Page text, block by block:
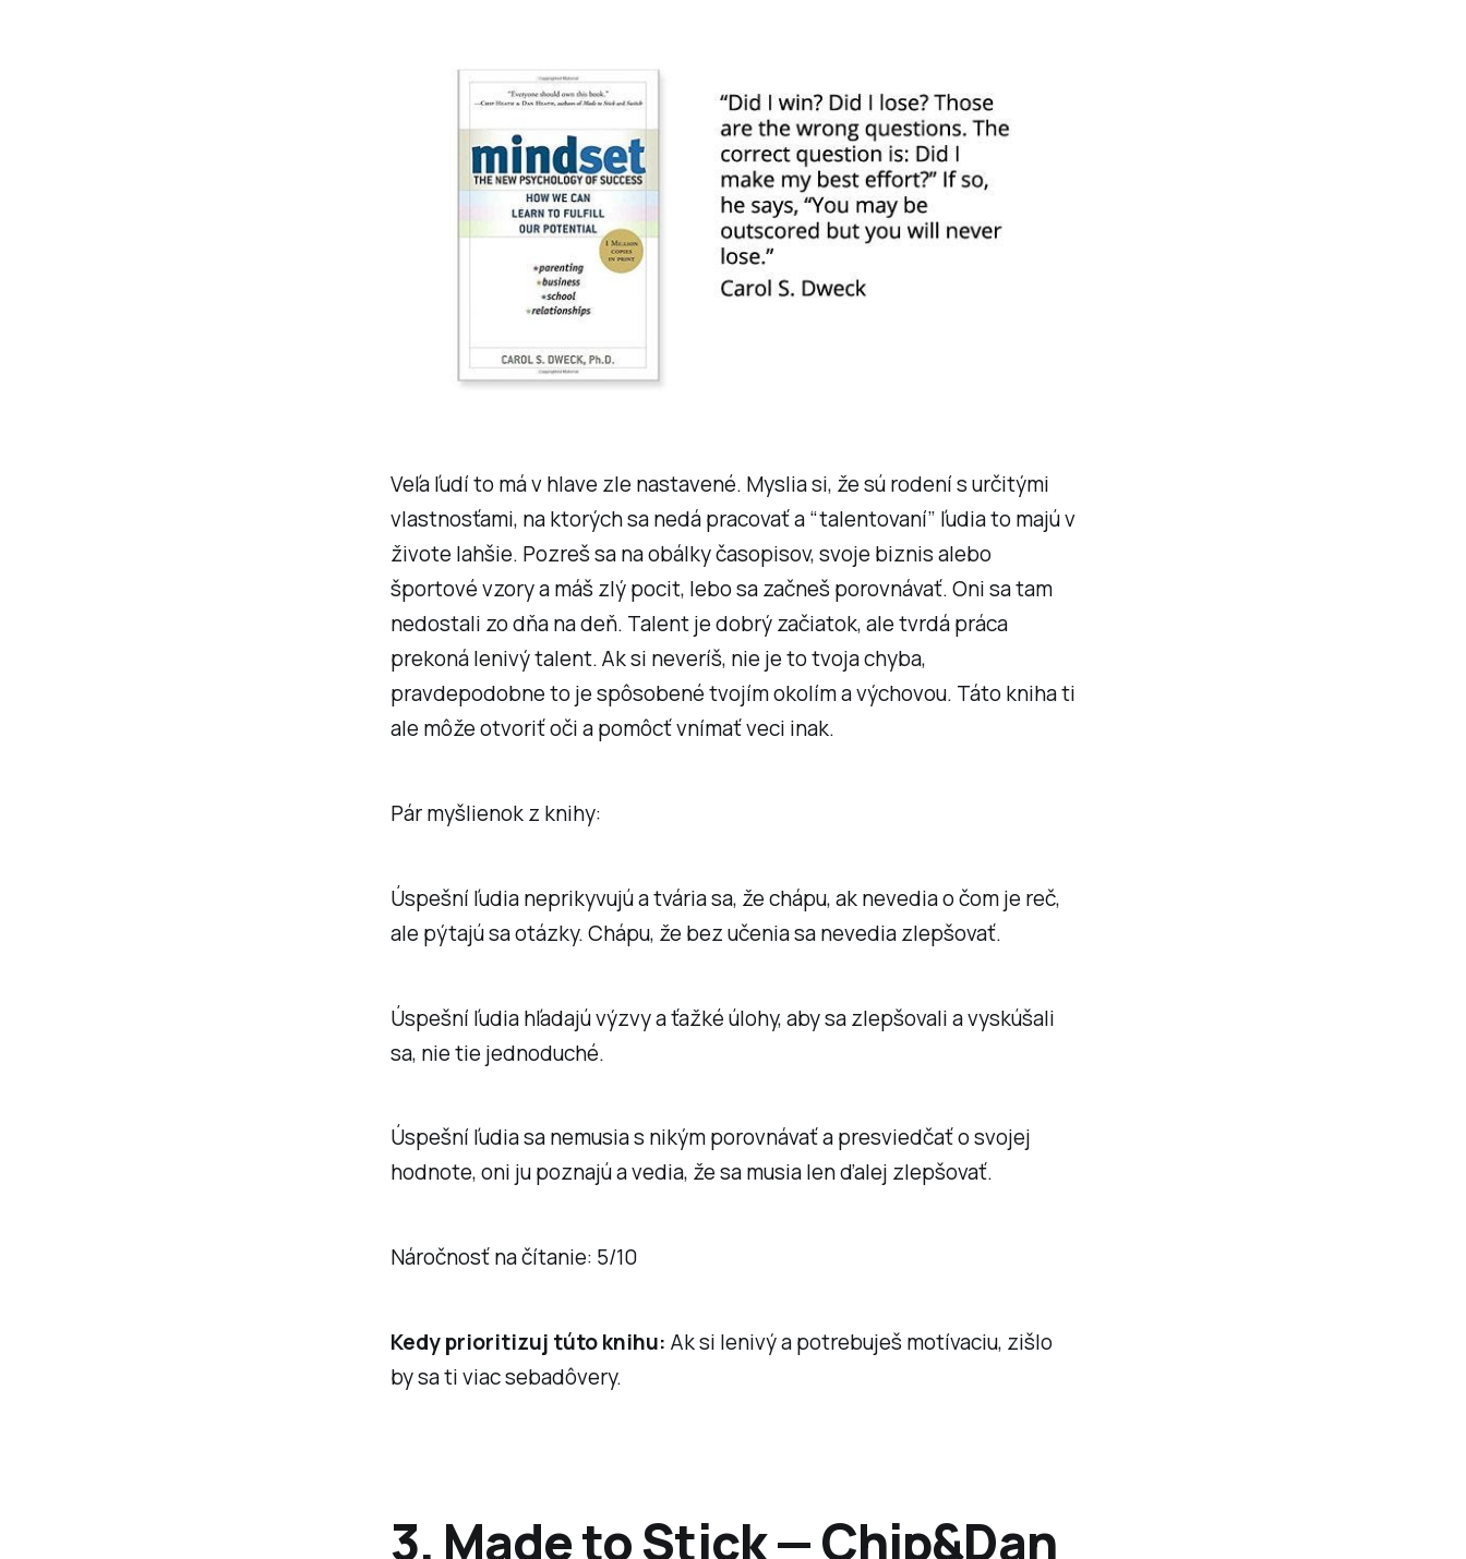
Veľa ľudí to má v hlave zle nastavené. Myslia si, že sú rodení s určitými
vlastnosťami, na ktorých sa nedá pracovať a “talentovaní” ľudia to majú v
živote lahšie. Pozreš sa na obálky časopisov, svoje biznis alebo
športové vzory a máš zlý pocit, lebo sa začneš porovnávať. Oni sa tam
nedostali zo dňa na deň. Talent je dobrý začiatok, ale tvrdá práca
prekoná lenivý talent. Ak si neveríš, nie je to tvoja chyba,
pravdepodobne to je spôsobené tvojím okolím a výchovou. Táto kniha ti
ale môže otvoriť oči a pomôcť vnímať veci inak.
Pár myšlienok z knihy:
Úspešní ľudia neprikyvujú a tvária sa, že chápu, ak nevedia o čom je reč,
ale pýtajú sa otázky. Chápu, že bez učenia sa nevedia zlepšovať.
Úspešní ľudia hľadajú výzvy a ťažké úlohy, aby sa zlepšovali a vyskúšali
sa, nie tie jednoduché.
Úspešní ľudia sa nemusia s nikým porovnávať a presviedčať o svojej
hodnote, oni ju poznajú a vedia, že sa musia len ďalej zlepšovať.
Náročnosť na čítanie: 5/10
Kedy prioritizuj túto knihu: Ak si lenivý a potrebuješ motívaciu, zišlo
by sa ti viac sebadôvery.
3. Made to Stick — Chip&Dan